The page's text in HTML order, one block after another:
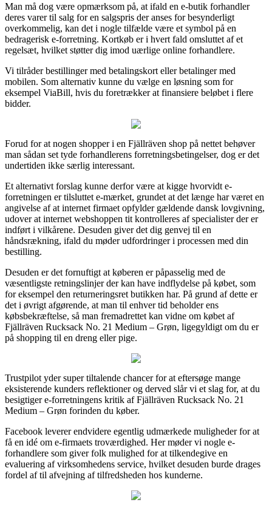
Man må dog være opmærksom på, at ifald en e-butik forhandler
deres varer til salg for en salgspris der anses for besynderligt
overkommelig, kan det i nogle tilfælde være et symbol på en
bedragerisk e-forretning. Kortkøb er i hvert fald omsluttet af et
regelsæt, hvilket støtter dig imod uærlige online forhandlere.
Vi tilråder bestillinger med betalingskort eller betalinger med
mobilen. Som alternativ kunne du vælge en løsning som for
eksempel ViaBill, hvis du foretrækker at finansiere beløbet i flere
bidder.
Forud for at nogen shopper i en Fjällräven shop på nettet behøver
man sådan set tyde forhandlerens forretningsbetingelser, dog er det
undertiden ikke særlig interessant.
Et alternativt forslag kunne derfor være at kigge hvorvidt e-
forretningen er tilsluttet e-mærket, grundet at det længe har været en
angivelse af at internet firmaet opfylder gældende dansk lovgivning,
udover at internet webshoppen tit kontrolleres af specialister der er
indført i vilkårene. Desuden giver det dig genvej til en
håndsrækning, ifald du møder udfordringer i processen med din
bestilling.
Desuden er det fornuftigt at køberen er påpasselig med de
væsentligste retningslinjer der kan have indflydelse på købet, som
for eksempel den returneringsret butikken har. På grund af dette er
det i øvrigt afgørende, at man til enhver tid beholder ens
købsbekræftelse, så man fremadrettet kan vidne om købet af
Fjällräven Rucksack No. 21 Medium – Grøn, ligegyldigt om du er
på shopping til en dreng eller pige.
Trustpilot yder super tiltalende chancer for at eftersøge mange
eksisterende kunders reflektioner og derved slår vi et slag for, at du
besigtiger e-forretningens kritik af Fjällräven Rucksack No. 21
Medium – Grøn forinden du køber.
Facebook leverer endvidere egentlig udmærkede muligheder for at
få en idé om e-firmaets troværdighed. Her møder vi nogle e-
forhandlere som giver folk mulighed for at tilkendegive en
evaluering af virksomhedens service, hvilket desuden burde drages
fordel af til afvejning af tilfredsheden hos kunderne.